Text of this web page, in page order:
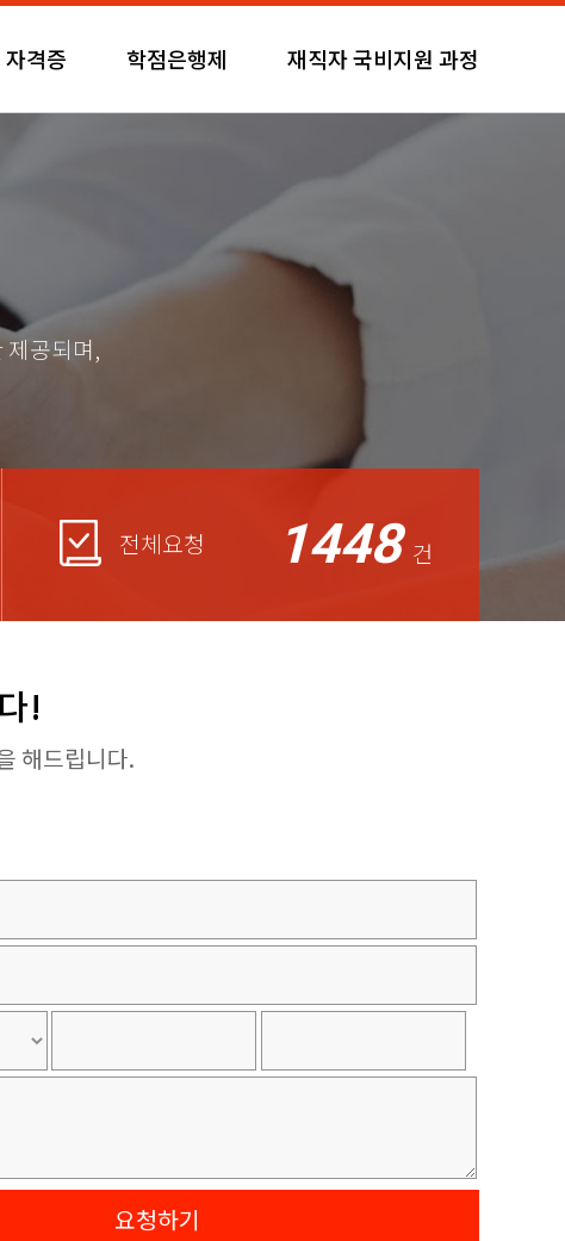
격증 학점은행제 재직자 국비지원 과정
제공되며,
전체요청 1448 건
!
해드립니다.